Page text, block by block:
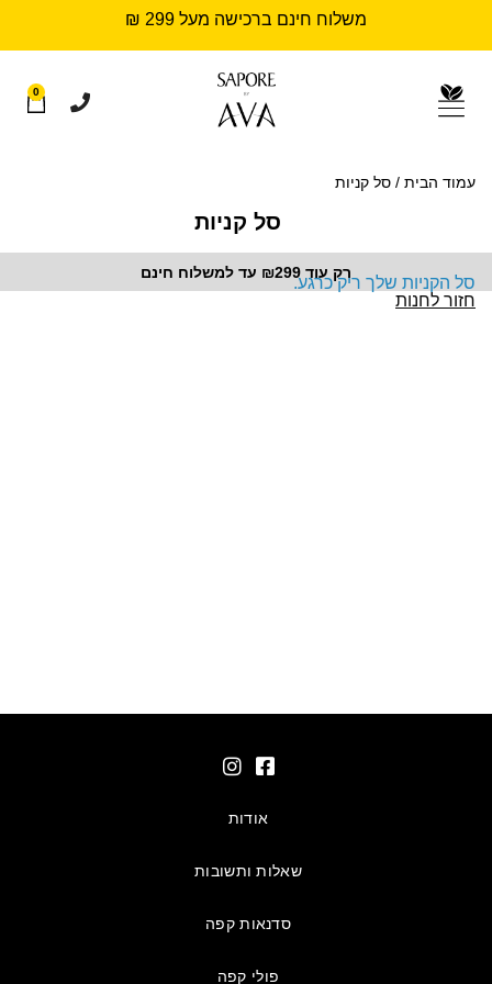
משלוח חינם ברכישה מעל 299 ₪
0
עמוד הבית / סל קניות
סל קניות
רק עוד ₪299 עד למשלוח חינם
סל הקניות שלך ריק כרגע.
חזור לחנות
אודות
שאלות ותשובות
סדנאות קפה
פולי קפה